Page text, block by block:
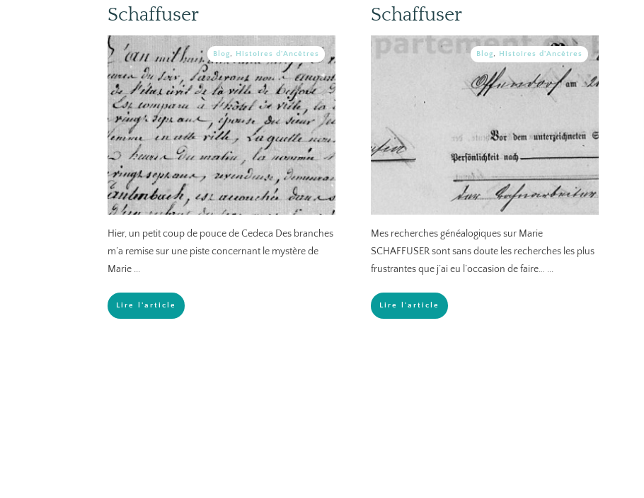
Schaffuser
Blog, Histoires d'Ancêtres
Hier, un petit coup de pouce de Cedeca Des branches
m’a remise sur une piste concernant le mystère de
Marie ...
Lire l'article
Schaffuser
Blog, Histoires d'Ancêtres
Mes recherches généalogiques sur Marie
SCHAFFUSER sont sans doute les recherches les plus
frustrantes que j’ai eu l’occasion de faire… ...
Lire l'article